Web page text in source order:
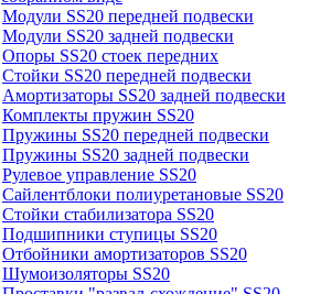
Модули SS20 передней подвески
Модули SS20 задней подвески
Опоры SS20 стоек передних
Стойки SS20 передней подвески
Амортизаторы SS20 задней подвески
Комплекты пружин SS20
Пружины SS20 передней подвески
Пружины SS20 задней подвески
Рулевое управление SS20
Сайлентблоки полиуретановые SS20
Стойки стабилизатора SS20
Подшипники ступицы SS20
Отбойники амортизаторов SS20
Шумоизоляторы SS20